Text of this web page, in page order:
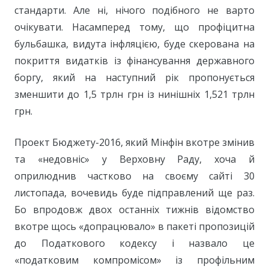
стандарти. Але ні, нічого подібного не варто
очікувати. Насамперед тому, що профіцитна
бульбашка, видута інфляцією, буде скерована на
покриття видатків із фінансування державного
боргу, який на наступний рік пропонується
зменшити до 1,5 трлн грн із нинішніх 1,521 трлн
грн.
Проект Бюджету-2016, який Мінфін вкотре змінив
та «недовніс» у Верховну Раду, хоча й
оприлюднив частково на своєму сайті 30
листопада, вочевидь буде підправлений ще раз.
Бо впродовж двох останніх тижнів відомство
вкотре щось «допрацювало» в пакеті пропозицій
до Податкового кодексу і назвало це
«податковим компромісом» із профільним